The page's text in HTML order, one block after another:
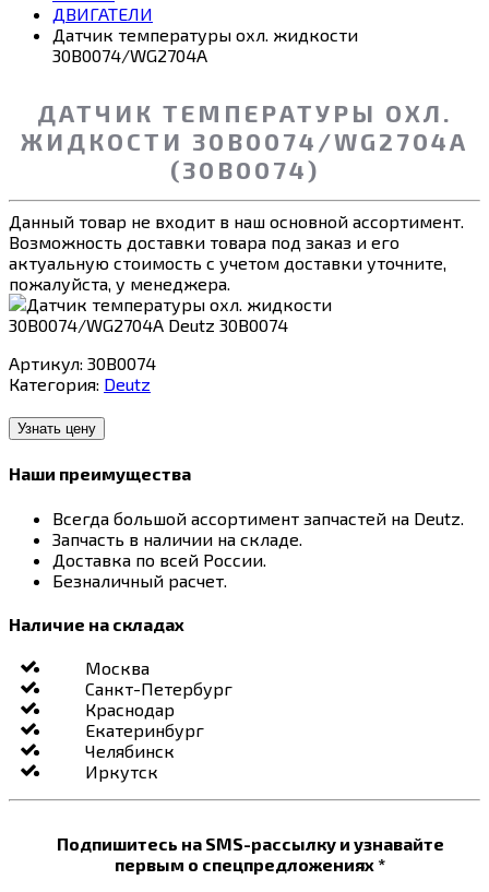
ДВИГАТЕЛИ
Датчик температуры охл. жидкости
30B0074/WG2704A
ДАТЧИК ТЕМПЕРАТУРЫ ОХЛ.
ЖИДКОСТИ 30B0074/WG2704A
(30B0074)
Данный товар не входит в наш основной ассортимент.
Возможность доставки товара под заказ и его
актуальную стоимость с учетом доставки уточните,
пожалуйста, у менеджера.
Артикул: 30B0074
Категория: Deutz
Узнать цену
Наши преимущества
Всегда большой ассортимент запчастей на Deutz.
Запчасть в наличии на складе.
Доставка по всей России.
Безналичный расчет.
Наличие на складах
Москва
Санкт-Петербург
Краснодар
Екатеринбург
Челябинск
Иркутск
Подпишитесь на SMS-рассылку и узнавайте
первым о спецпредложениях *